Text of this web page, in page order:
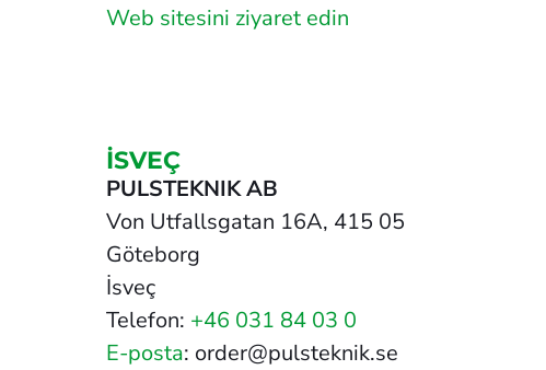
Web sitesini ziyaret edin
İSVEÇ
PULSTEKNIK AB
Von Utfallsgatan 16A, 415 05
Göteborg
İsveç
Telefon: +46 031 84 03 0
E-posta: order@pulsteknik.se